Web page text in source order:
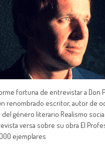
fortuna de entrevistar a Don
renombrado escritor, autor de
género literario Realismo
versa sobre su obra El
ejemplares